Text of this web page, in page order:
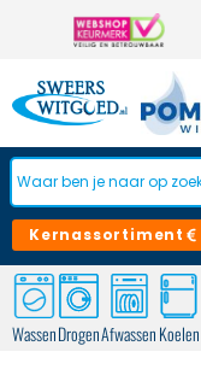
Kernassortiment
WassenDrogenAfwassenKoelen